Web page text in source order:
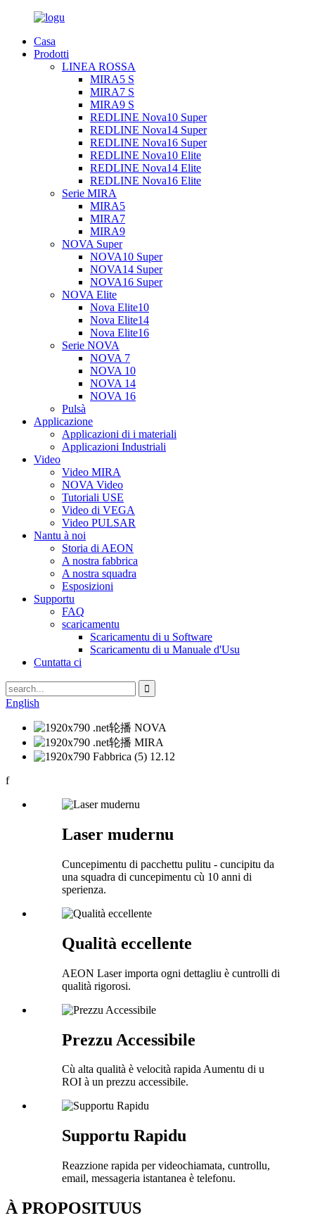
Casa
Prodotti
LINEA ROSSA
MIRA5 S
MIRA7 S
MIRA9 S
REDLINE Nova10 Super
REDLINE Nova14 Super
REDLINE Nova16 Super
REDLINE Nova10 Elite
REDLINE Nova14 Elite
REDLINE Nova16 Elite
Serie MIRA
MIRA5
MIRA7
MIRA9
NOVA Super
NOVA10 Super
NOVA14 Super
NOVA16 Super
NOVA Elite
Nova Elite10
Nova Elite14
Nova Elite16
Serie NOVA
NOVA 7
NOVA 10
NOVA 14
NOVA 16
Pulsà
Applicazione
Applicazioni di i materiali
Applicazioni Industriali
Video
Video MIRA
NOVA Video
Tutoriali USE
Video di VEGA
Video PULSAR
Nantu à noi
Storia di AEON
A nostra fabbrica
A nostra squadra
Esposizioni
Supportu
FAQ
scaricamentu
Scaricamentu di u Software
Scaricamentu di u Manuale d'Usu
Cuntatta ci
English
f
Laser mudernu
Cuncepimentu di pacchettu pulitu - cuncipitu da
una squadra di cuncepimentu cù 10 anni di
sperienza.
Qualità eccellente
AEON Laser importa ogni dettagliu è cuntrolli di
qualità rigorosi.
Prezzu Accessibile
Cù alta qualità è velocità rapida Aumentu di u
ROI à un prezzu accessibile.
Supportu Rapidu
Reazzione rapida per videochiamata, cuntrollu,
email, messageria istantanea è telefonu.
À PROPOSITUUS